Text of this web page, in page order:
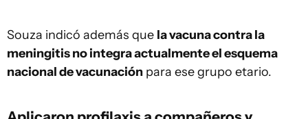
Souza indicó además que la vacuna contra la
meningitis no integra actualmente el esquema
nacional de vacunación para ese grupo etario.